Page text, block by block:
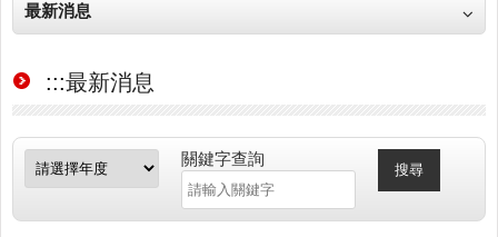
最新消息
:::最新消息
關鍵字查詢
搜尋